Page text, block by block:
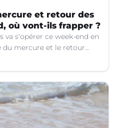
et retour des
où vont-ils frapper ?
s'opérer ce week-end en
du mercure et le retour